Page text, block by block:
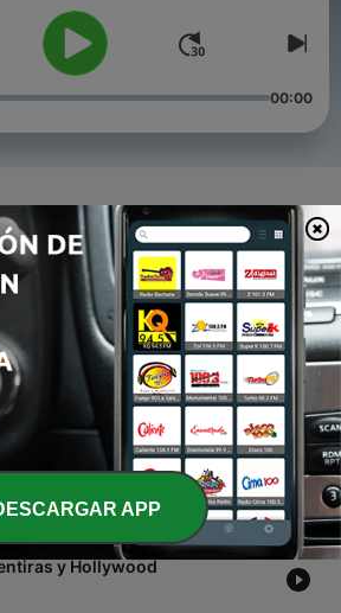
00:00
y telarañas: los
verano
Un caso de Carles Porta
Whole Bloody 5 hours of it
y Hollywood
APP